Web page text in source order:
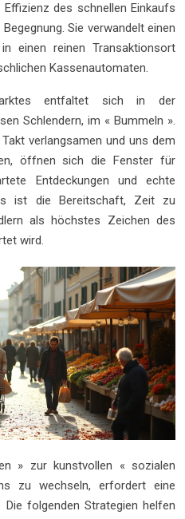
des schnellen Einkaufs
Sie verwandelt einen
einen reinen Transaktionsort
Kassenautomaten.
entfaltet sich in der
Schlendern, im « Bummeln ».
verlangsamen und uns dem
öffnen sich die Fenster für
Entdeckungen und echte
ist die Bereitschaft, Zeit zu
als höchstes Zeichen des
wird.
» zur kunstvollen « sozialen
zu wechseln, erfordert eine
folgenden Strategien helfen